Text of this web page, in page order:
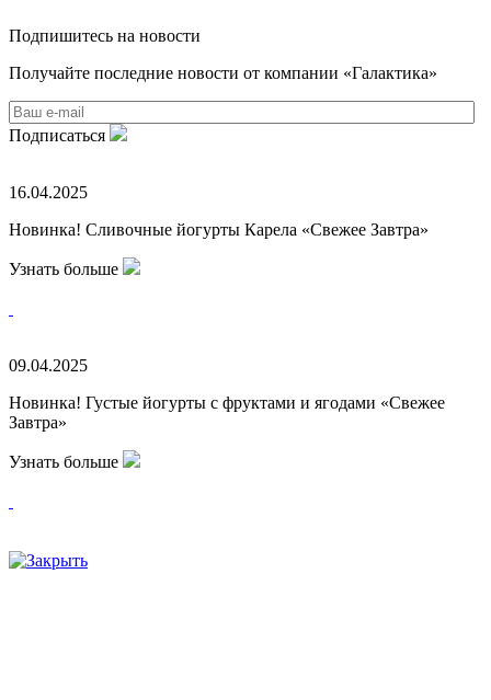
Подпишитесь на новости
Получайте последние новости от компании «Галактика»
Подписаться
16.04.2025
Новинка! Сливочные йогурты Карела «Свежее Завтра»
Узнать больше
09.04.2025
Новинка! Густые йогурты с фруктами и ягодами «Свежее
Завтра»
Узнать больше